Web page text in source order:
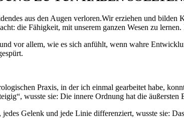
aus den Augen verloren.Wir erziehen und
die Fähigkeit, mit unserem ganzen Wesen zu
vor allem, wie es sich anfühlt, wenn wahre
Praxis, in der ich einmal gearbeitet habe,
wusste sie: Die innere Ordnung hat die äußersten
Gelenk und jede Linie differenziert, wusste sie: